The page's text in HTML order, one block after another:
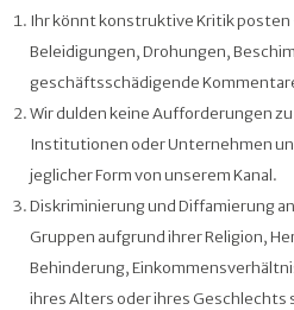
Ihr könnt konstruktive Kritik
Beleidigungen, Drohungen,
geschäftsschädigende
Wir dulden keine Aufforderungen
Institutionen oder Unternehmen
jeglicher Form von unserem Kanal.
Diskriminierung und Diffamierung
Gruppen aufgrund ihrer Religion,
Behinderung,
ihres Alters oder ihres